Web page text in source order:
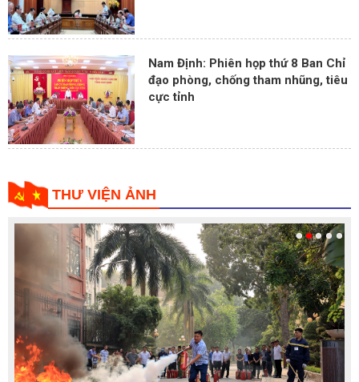
Nam Định: Phiên họp thứ 8 Ban Chỉ
đạo phòng, chống tham nhũng, tiêu
cực tỉnh
THƯ VIỆN ẢNH